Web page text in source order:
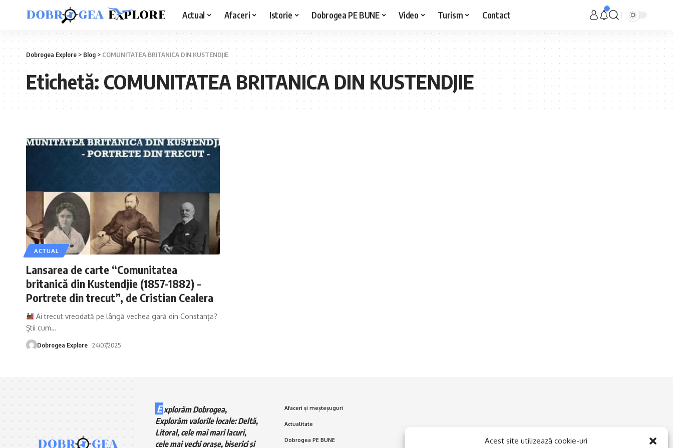
Acest site utilizează cookie-uri
Actual Afaceri Istorie Dobrogea PE BUNE Video Turism Contact
Dobrogea Explore> Blog >COMUNITATEA BRITANICA DIN KUSTENDJIE
Etichetă:COMUNITATEA BRITANICA DIN KUSTENDJIE
ACTUAL
Lansarea de carte “Comunitatea
britanică din Kustendjie (1857-1882) –
Portrete din trecut”, de Cristian Cealera
Ai trecut vreodată pe lângă vechea gară din Constanța?
Știi cum…
Dobrogea Explore 24/07/2025
E xplorăm Dobrogea,
Explorăm valorile locale: Deltă,
Litoral, cele mai mari lacuri,
cele mai vechi orașe, biserici și
Afaceri și meșteșuguri
Actualitate
Dobrogea PE BUNE